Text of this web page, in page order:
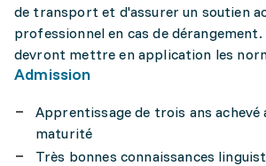
de transport et d'assurer un soutien
professionnel en cas de dérangement.
devront mettre en application les
Admission
Apprentissage de trois ans achevé
maturité
Très bonnes connaissances